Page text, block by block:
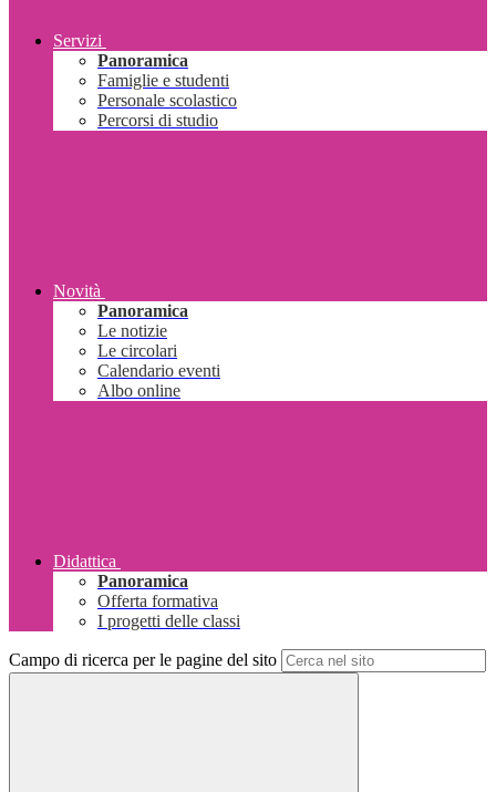
Servizi
Panoramica
Famiglie e studenti
Personale scolastico
Percorsi di studio
Novità
Panoramica
Le notizie
Le circolari
Calendario eventi
Albo online
Didattica
Panoramica
Offerta formativa
I progetti delle classi
Campo di ricerca per le pagine del sito